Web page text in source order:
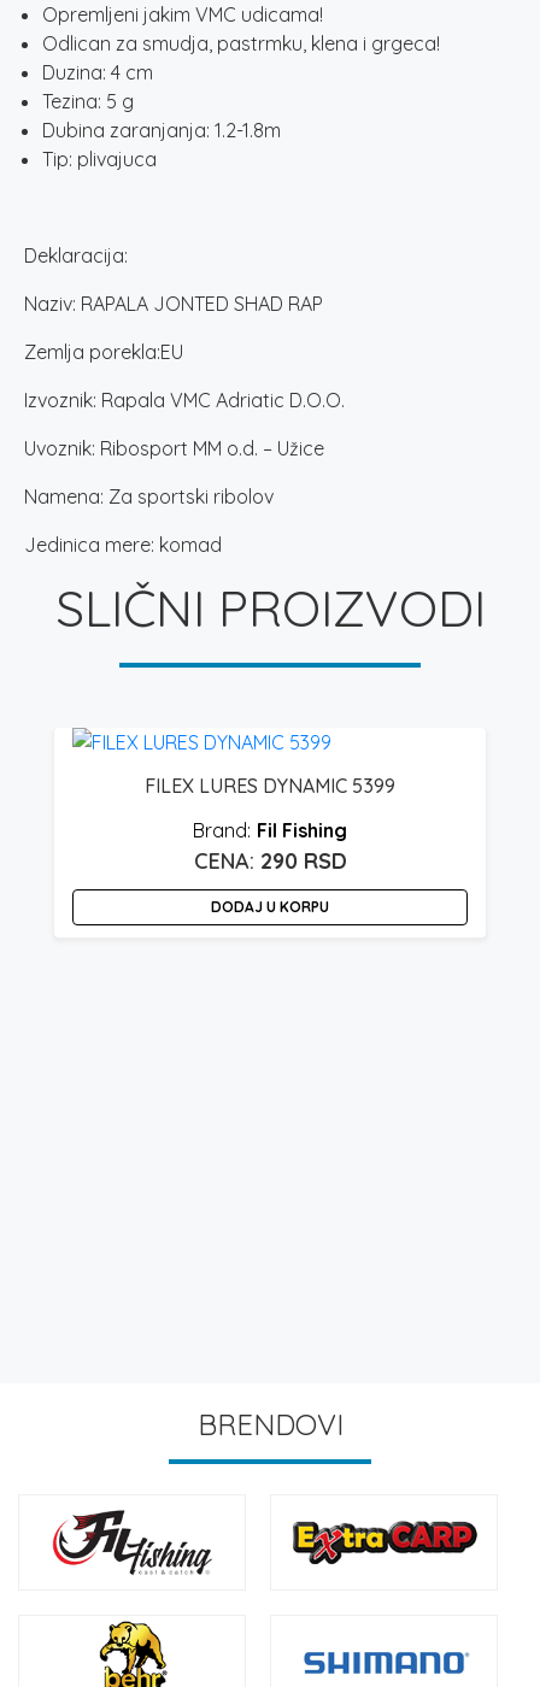
Opremljeni jakim VMC udicama!
Odlican za smudja, pastrmku, klena i grgeca!
Duzina: 4 cm
Tezina: 5 g
Dubina zaranjanja: 1.2-1.8m
Tip: plivajuca
Deklaracija:
Naziv: RAPALA JONTED SHAD RAP
Zemlja porekla:EU
Izvoznik: Rapala VMC Adriatic D.O.O.
Uvoznik: Ribosport MM o.d. – Užice
Namena: Za sportski ribolov
Jedinica mere: komad
SLIČNI PROIZVODI
FILEX LURES DYNAMIC 5399
Fil Fishing
290 RSD
DODAJ U KORPU
BRENDOVI